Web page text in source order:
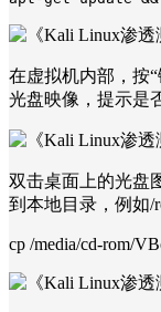
在虚拟机内部，按
光盘映像，提示是
双击桌面上的光盘
到本地目录，例如/
cp /media/cd-rom/